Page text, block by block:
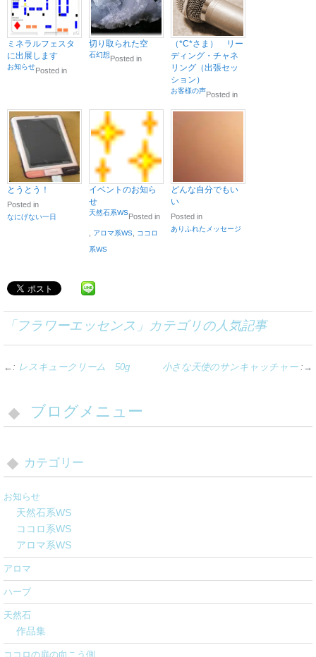
ミネラルフェスタ
に出展します
Posted in
お知らせ
切り取られた空
Posted in
石幻想
（*C*さま） リー
ディング・チャネ
リング（出張セッ
ション）
Posted in
お客様の声
とうとう！
Posted in
なにげない一日
イベントのお知ら
せ
Posted in
天然石系WS
アロマ系WS ココロ
系WS
どんな自分でもい
い
Posted in
ありふれたメッセージ
「フラワーエッセンス 」カテゴリの人気記事
←: レスキュークリーム 50g 小さな天使のサンキャッチャー:→
ブログメニュー
カテゴリー
お知らせ
天然石系WS
ココロ系WS
アロマ系WS
アロマ
ハーブ
天然石
作品集
ココロの扉の向こう側